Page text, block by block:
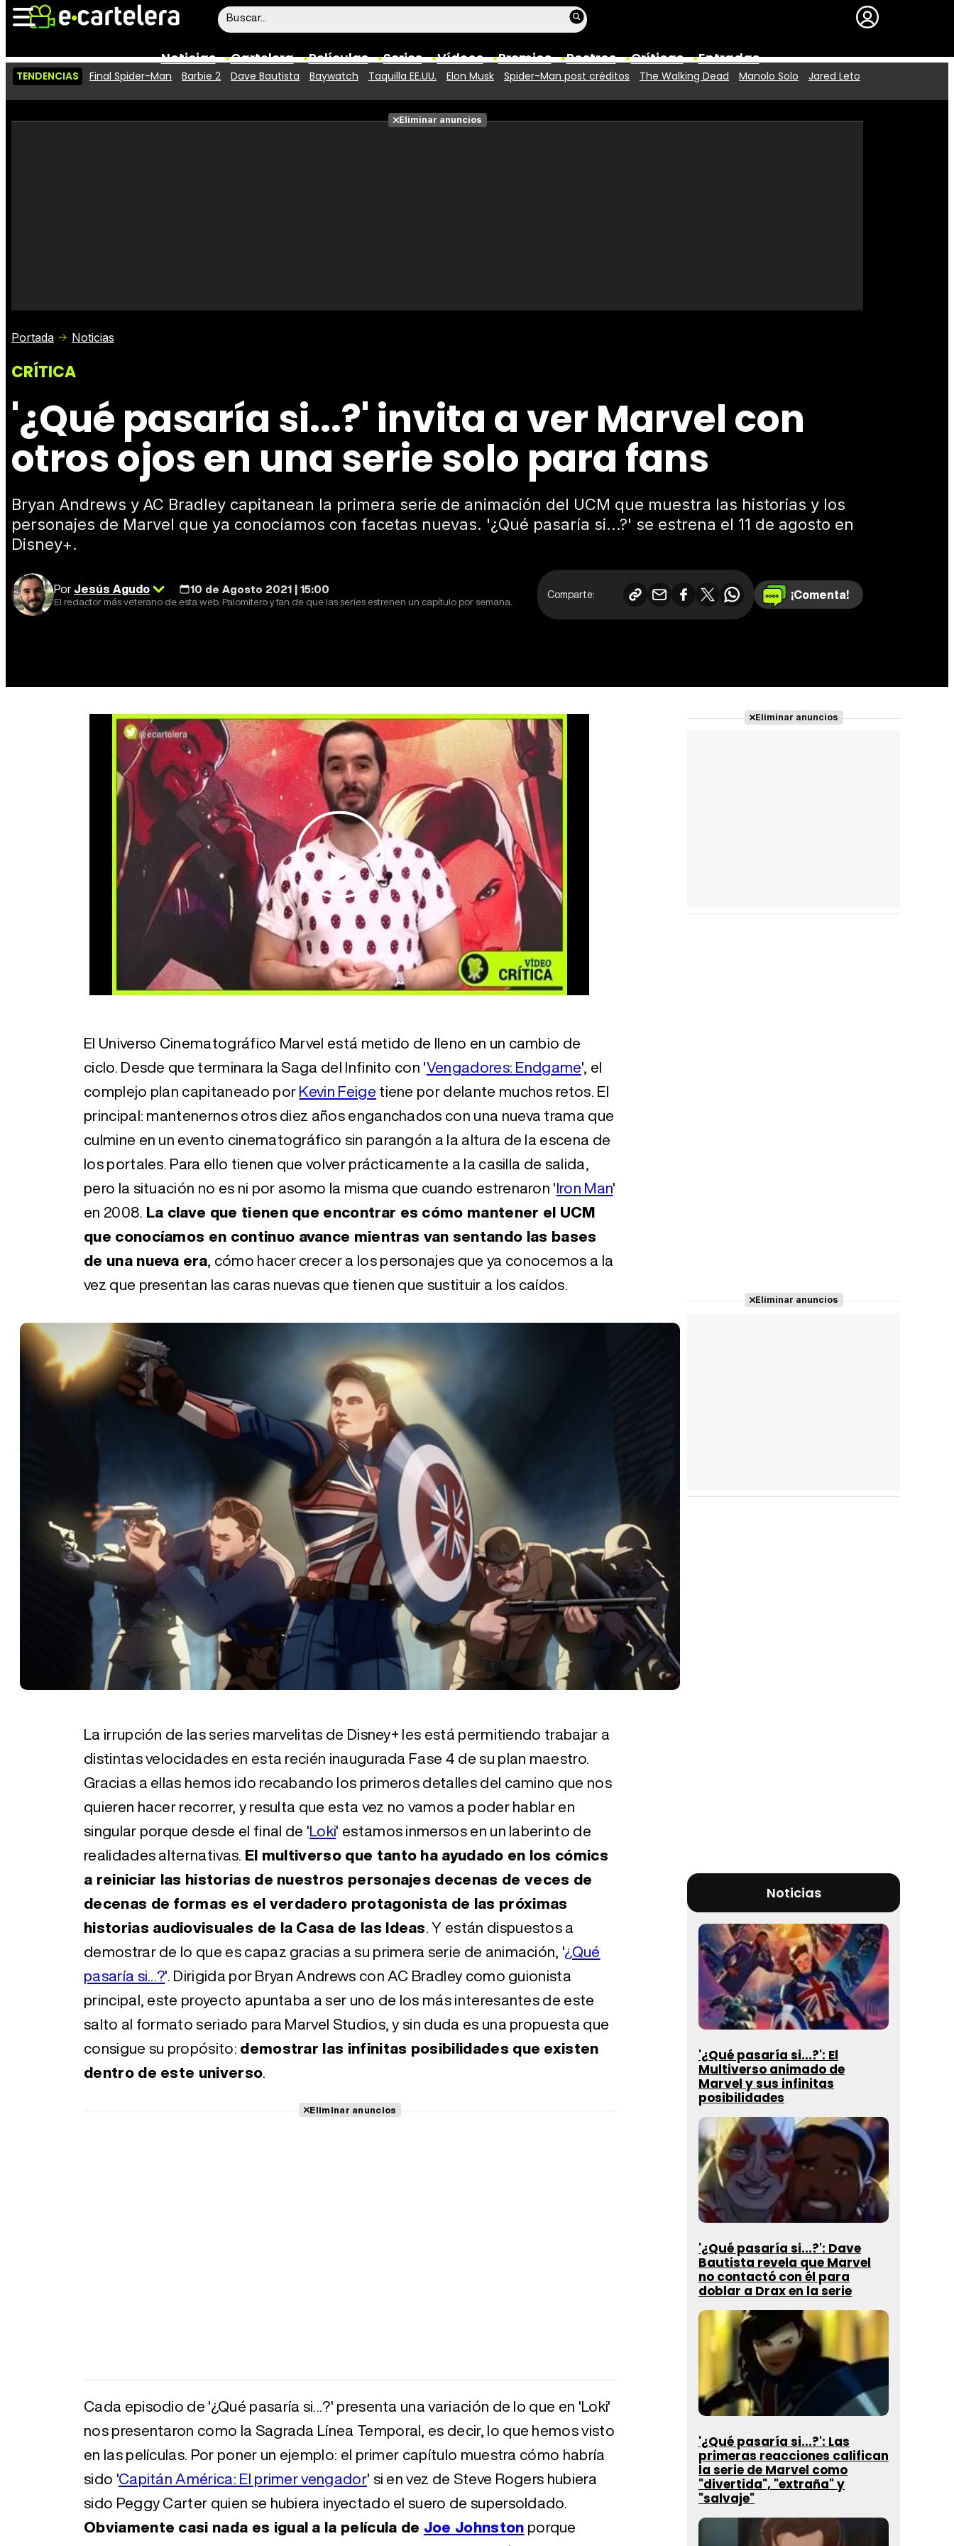
Noticias Cartelera Películas Series Vídeos Premios Rostros Críticas Entradas
Vídeos
Taquilla Fotos
Premios
TENDENCIAS Final Spider-Man Barbie 2 Dave Bautista Baywatch Taquilla EE.UU. Elon Musk Spider-Man post créditos The Walking Dead Manolo Solo Jared Leto
Eliminar anuncios
Portada Noticias
CRÍTICA
'¿Qué pasaría si...?' invita a ver Marvel con
otros ojos en una serie solo para fans
Bryan Andrews y AC Bradley capitanean la primera serie de animación del UCM que muestra las historias y los
personajes de Marvel que ya conocíamos con facetas nuevas. '¿Qué pasaría si...?' se estrena el 11 de agosto en
Disney+.
PorJesús Agudo 10 de Agosto 2021 | 15:00
El redactor más veterano de esta web. Palomitero y fan de que las series estrenen un capítulo por semana. Comparte: ¡Comenta!
El Universo Cinematográfico Marvel está metido de lleno en un cambio de
ciclo. Desde que terminara la Saga del Infinito con 'Vengadores: Endgame', el
complejo plan capitaneado porKevin Feigetiene por delante muchos retos. El
principal: mantenernos otros diez años enganchados con una nueva trama que
culmine en un evento cinematográfico sin parangón a la altura de la escena de
los portales. Para ello tienen que volver prácticamente a la casilla de salida,
pero la situación no es ni por asomo la misma que cuando estrenaron 'Iron Man'
en 2008. La clave que tienen que encontrar es cómo mantener el UCM
que conocíamos en continuo avance mientras van sentando las bases
de una nueva era, cómo hacer crecer a los personajes que ya conocemos a la
vez que presentan las caras nuevas que tienen que sustituir a los caídos.
La irrupción de las series marvelitas de Disney+ les está permitiendo trabajar a
distintas velocidades en esta recién inaugurada Fase 4 de su plan maestro.
Gracias a ellas hemos ido recabando los primeros detalles del camino que nos
quieren hacer recorrer, y resulta que esta vez no vamos a poder hablar en
singular porque desde el final de 'Loki' estamos inmersos en un laberinto de
realidades alternativas. El multiverso que tanto ha ayudado en los cómics
a reiniciar las historias de nuestros personajes decenas de veces de
decenas de formas es el verdadero protagonista de las próximas
historias audiovisuales de la Casa de las Ideas. Y están dispuestos a
demostrar de lo que es capaz gracias a su primera serie de animación, '¿Qué
pasaría si...?'. Dirigida por Bryan Andrews con AC Bradley como guionista
principal, este proyecto apuntaba a ser uno de los más interesantes de este
salto al formato seriado para Marvel Studios, y sin duda es una propuesta que
consigue su propósito:demostrar las infinitas posibilidades que existen
dentro de este universo.
Eliminar anuncios
Cada episodio de '¿Qué pasaría si...?' presenta una variación de lo que en 'Loki'
nos presentaron como la Sagrada Línea Temporal, es decir, lo que hemos visto
en las películas. Por poner un ejemplo: el primer capítulo muestra cómo habría
sido 'Capitán América: El primer vengador' si en vez de Steve Rogers hubiera
sido Peggy Carter quien se hubiera inyectado el suero de supersoldado.
Obviamente casi nada es igual a la película de Joe Johnstonporque
Eliminar anuncios
Eliminar anuncios
Noticias
'¿Qué pasaría si...?': El
Multiverso animado de
Marvel y sus infinitas
posibilidades
'¿Qué pasaría si...?': Dave
Bautista revela que Marvel
no contactó con él para
doblar a Drax en la serie
'¿Qué pasaría si...?': Las
primeras reacciones califican
la serie de Marvel como
"divertida", "extraña" y
"salvaje"